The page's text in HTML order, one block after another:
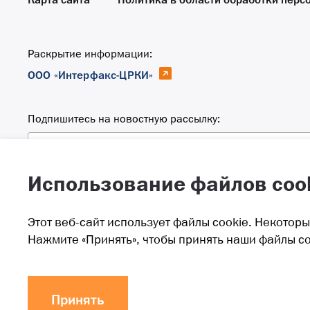
Раскрытие информации:
ООО «Интерфакс-ЦРКИ»
Подпишитесь на новостную рассылку:
ПАО «Распадская» представляет собой группу
лидирующие позиции на российском рынке в своей
Распадская,
Использование файлов
Этот веб-сайт использует файлы cookie.
Нажмите «Принять», чтобы принять наши файлы
Принять